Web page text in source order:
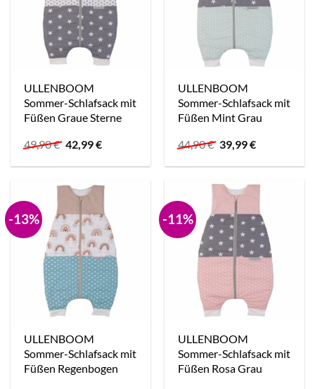
ULLENBOOM
Sommer-Schlafsack mit
Füßen Graue Sterne
49,90€ Ursprünglicher
Preis
war:
42,99€Aktueller
ist:
ULLENBOOM
Sommer-Schlafsack mit
Füßen Mint Grau
44,90€ Ursprünglicher
Preis
war:
39,99€Aktueller
ist:
-13%
ULLENBOOM
Sommer-Schlafsack mit
Füßen Regenbogen
-11%
ULLENBOOM
Sommer-Schlafsack mit
Füßen Rosa Grau